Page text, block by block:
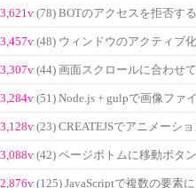
3,621v (78) BOTのアクセスを拒否する
3,457v (48) ウィンドウのアクティブ
3,307v (44) 画面スクロールに合わせ
3,284v (51) Node.js + gulpで画像ファ
3,128v (23) CREATEJSでアニメーシ
3,088v (42) ページボトムに移動ボタン
2,876v (125) JavaScriptで複数の要素